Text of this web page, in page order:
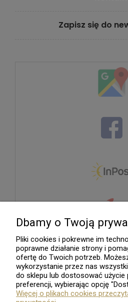
Zapisz się do
Dbamy o Twoją
Pliki cookies i pokrewne im
poprawne działanie strony i
ofertę do Twoich potrzeb.
wykorzystanie przez nas
do sklepu lub dostosować użycie
preferencji, wybierając opcję
Więcej o plikach cookies